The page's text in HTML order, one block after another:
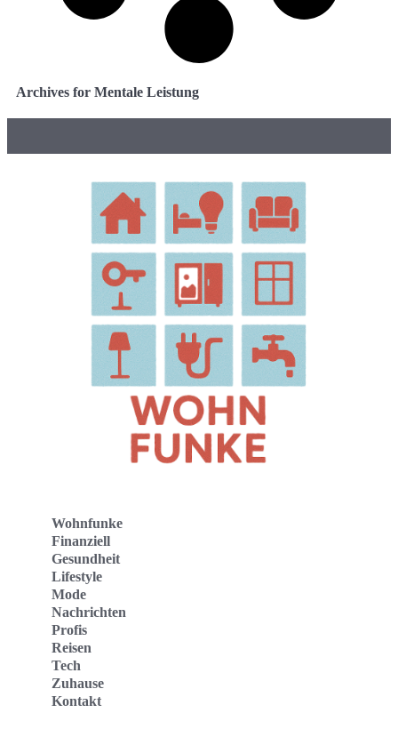
Archives for Mentale Leistung
Wohnfunke
Finanziell
Gesundheit
Lifestyle
Mode
Nachrichten
Profis
Reisen
Tech
Zuhause
Kontakt